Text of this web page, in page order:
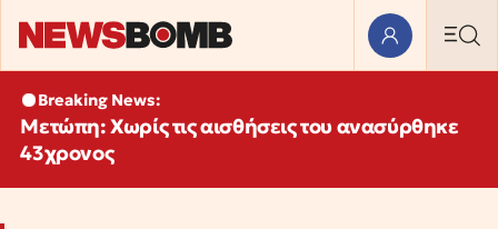
Breaking News:
Μετώπη: Χωρίς τις αισθήσεις του ανασύρθηκε
43χρονος